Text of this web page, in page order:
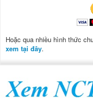
Hoặc qua nhiều hình thức
xem tại đây.